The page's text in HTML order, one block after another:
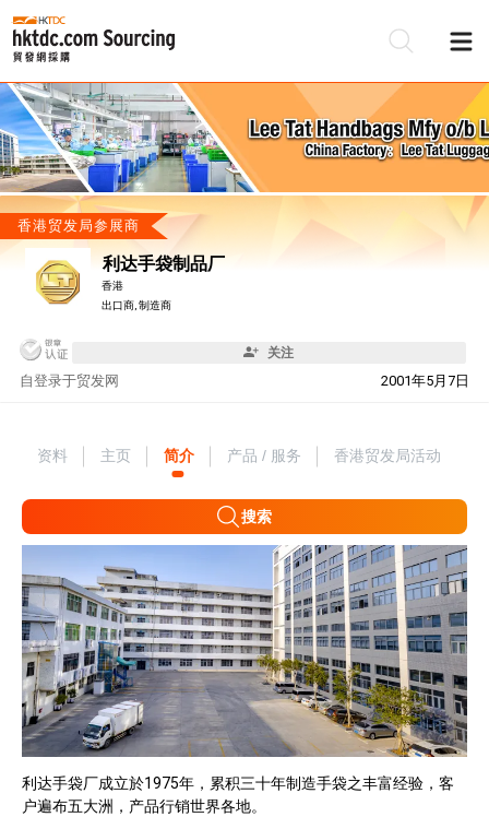
香港贸发局参展商
利达手袋制品厂
香港
出口商, 制造商
关注
自 2001年5月7日
登录于贸发网
资料 主页 简介 产品 / 服务 香港贸发局活动
搜索
利达手袋厂成立於1975年，累积三十年制造手袋之丰富经验，客
户遍布五大洲，产品行销世界各地。